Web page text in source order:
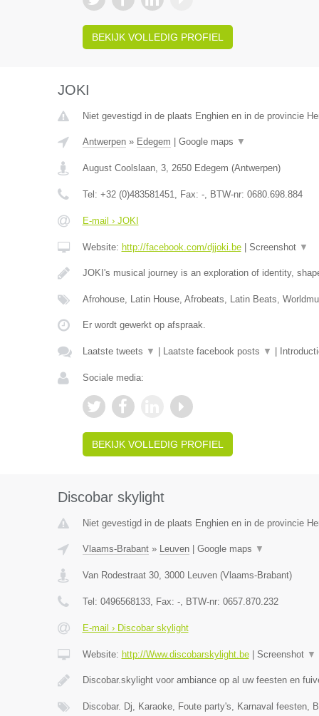
BEKIJK VOLLEDIG PROFIEL
JOKI
Niet gevestigd in de plaats Enghien en in de provincie
Antwerpen» Edegem Google maps ▼
August Coolslaan, 3, 2650 Edegem (Antwerpen)
Tel: +32 (0)483581451, Fax: -, BTW-nr: 0680.698.884
E-mail › JOKI
Website: http://facebook.com/djjoki.be| Screenshot ▼
JOKI's musical journey is an exploration of identity,
Afrohouse, Latin House, Afrobeats, Latin Beats,
Er wordt gewerkt op afspraak.
Laatste tweets ▼ Laatste facebook posts ▼
Sociale media:
BEKIJK VOLLEDIG PROFIEL
Discobar skylight
Niet gevestigd in de plaats Enghien en in de provincie
Vlaams-Brabant» Leuven| Google maps ▼
Van Rodestraat 30, 3000 Leuven(Vlaams-Brabant)
Tel: 0496568133, Fax: -, BTW-nr: 0657.870.232
E-mail › Discobar skylight
Website: http://Www.discobarskylight.be| Screenshot ▼
Discobar.skylight voor ambiance op al uw feesten en
Discobar. Dj, Karaoke, Foute party's, Karnaval feesten,